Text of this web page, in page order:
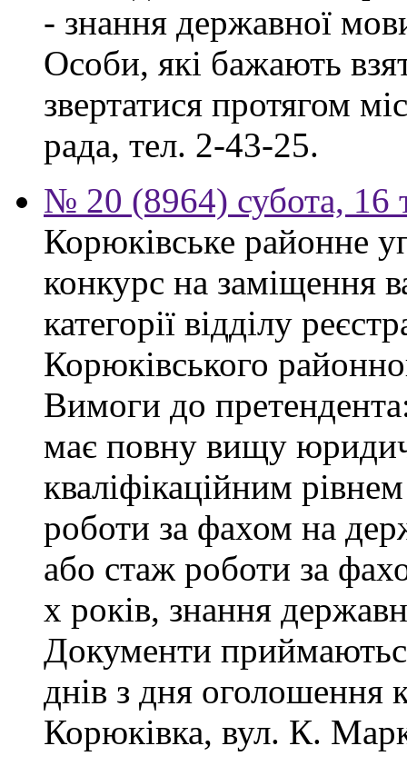
- знання державної
Особи, які бажають
звертатися протягом
рада, тел. 2-43-25.
№ 20 (8964) субота, 16
Корюківське районне
конкурс на заміщення
категорії відділу
Корюківського
Вимоги до
має повну вищу
кваліфікаційним
роботи за фахом на
або стаж роботи за
х років, знання
Документи
днів з дня оголошення
Корюківка, вул. К.